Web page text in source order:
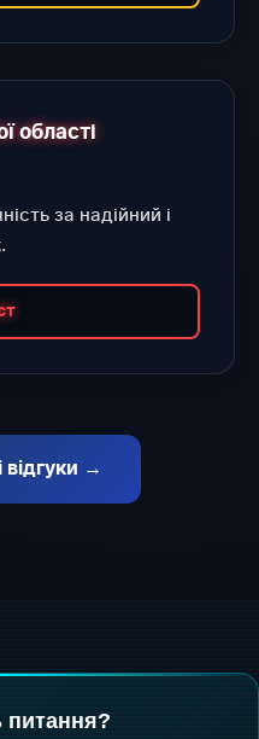
області
за надійний і
відгуки →